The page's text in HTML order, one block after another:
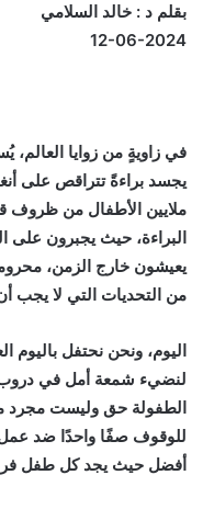
بقلم د : خالد السلامي
12-06-2024
في زاويةٍ من زوايا العالم،
يجسد براءةً تتراقص على
ملايين الأطفال من
البراءة، حيث يجبرون على
يعيشون خارج الزمن،
من التحديات التي لا يجب
اليوم، ونحن نحتفل باليوم
لنضيء شمعة أمل في دروب
الطفولة حق وليست مجرد
للوقوف صفًا واحدًا ضد
أفضل حيث يجد كل طفل